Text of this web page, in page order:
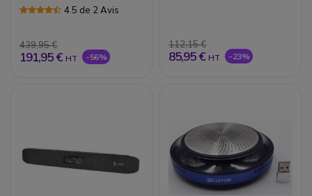
4.5 de 2 Avis
439,95 €
191,95 € HT -56%
112,15 €
85,95 € HT -23%